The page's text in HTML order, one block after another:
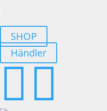
SHOP
Händler
 